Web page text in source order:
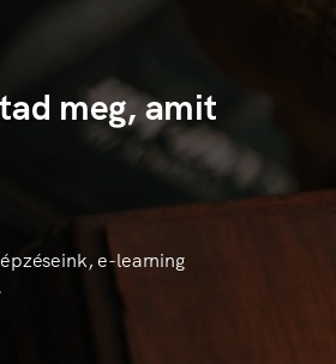
meg, amit
e-learning